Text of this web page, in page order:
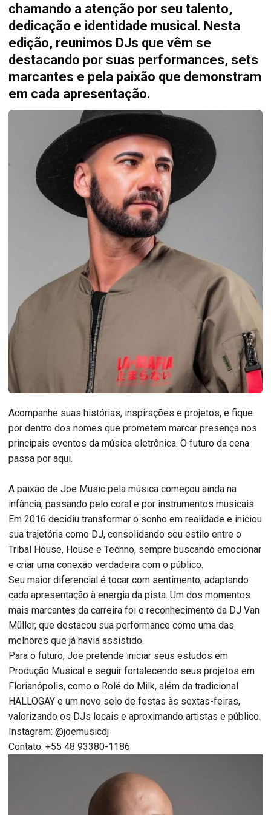
chamando a atenção por seu talento,
dedicação e identidade musical. Nesta
edição, reunimos DJs que vêm se
destacando por suas performances, sets
marcantes e pela paixão que demonstram
em cada apresentação.
Acompanhe suas histórias, inspirações e projetos, e fique
por dentro dos nomes que prometem marcar presença nos
principais eventos da música eletrônica. O futuro da cena
passa por aqui.
A paixão de Joe Music pela música começou ainda na
infância, passando pelo coral e por instrumentos musicais.
Em 2016 decidiu transformar o sonho em realidade e iniciou
sua trajetória como DJ, consolidando seu estilo entre o
Tribal House, House e Techno, sempre buscando emocionar
e criar uma conexão verdadeira com o público.
Seu maior diferencial é tocar com sentimento, adaptando
cada apresentação à energia da pista. Um dos momentos
mais marcantes da carreira foi o reconhecimento da DJ Van
Müller, que destacou sua performance como uma das
melhores que já havia assistido.
Para o futuro, Joe pretende iniciar seus estudos em
Produção Musical e seguir fortalecendo seus projetos em
Florianópolis, como o Rolé do Milk, além da tradicional
HALLOGAY e um novo selo de festas às sextas-feiras,
valorizando os DJs locais e aproximando artistas e público.
Instagram: @joemusicdj
Contato: +55 48 93380-1186